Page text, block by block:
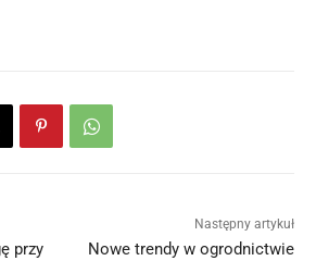
przy
Następny artykuł
Nowe trendy w ogrodnictwie